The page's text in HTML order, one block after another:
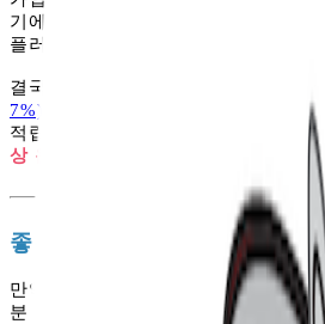
기에는 부족했습니다. 그나마 의미
플러스 멤버십 정도였고요.
결국 최근 유료 멤버십들은 다시 ‘적
7%)과 G마켓의 꼭 멤버십(최대 5%)
적립을 통해 고객을 플랫폼 안에 묶
상 온라인에서 ‘좋은 입지’를 사는 비
좋은 입지는 비싸기 마련입니
만약 우리가 창업을 한다면 누구나
분 B급 이하의 입지를 선택할 수밖